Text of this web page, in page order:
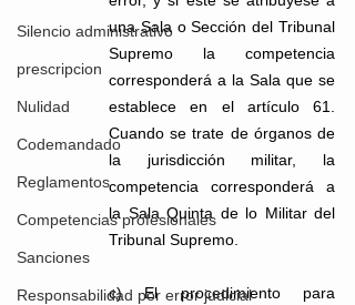
Silencio administrativo
prescripcion
Nulidad
Codemandado
Reglamentos
Competencias profesionales
Sanciones
Responsabilidad por error judicial
una Sala o Sección del Tribunal
Supremo la competencia
corresponderá a la Sala que se
establece en el artículo 61.
Cuando se trate de órganos de
la jurisdicción militar, la
competencia corresponderá a
la Sala Quinta de lo Militar del
Tribunal Supremo.
c) El procedimiento para